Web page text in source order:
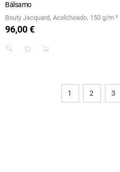
Bálsamo
Bouty Jacquard, Acolchoado, 150 g/m ²
Preço
96,00 €
1 2 3